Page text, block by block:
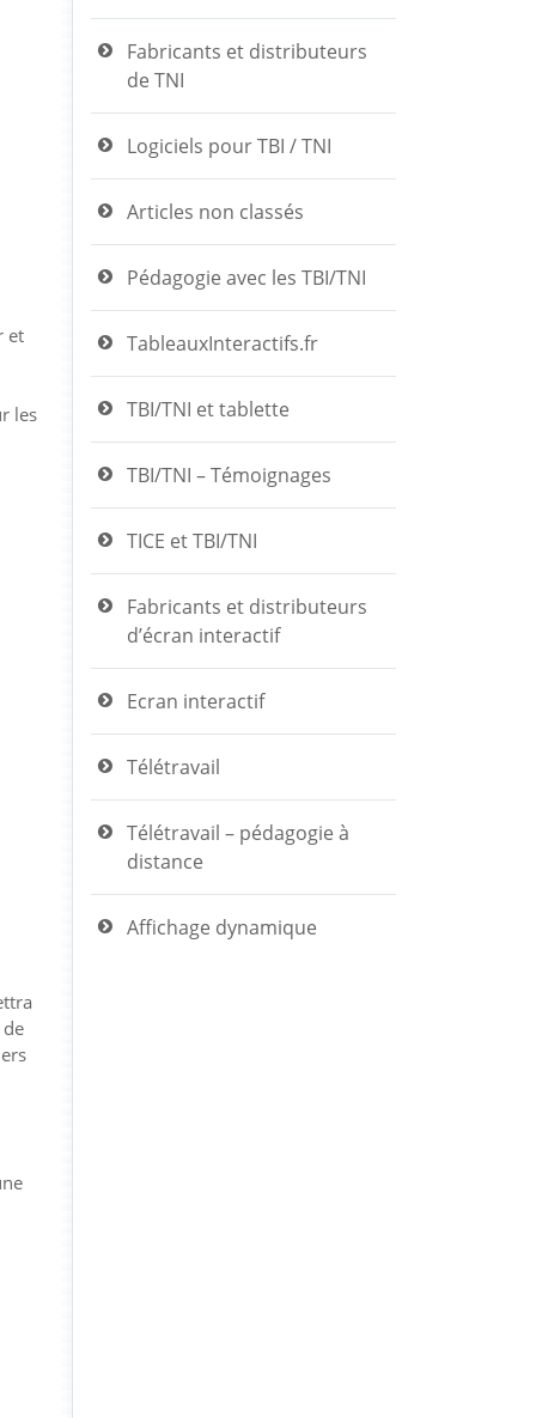
et
les
Fabricants et distributeurs
de TNI
Logiciels pour TBI / TNI
Articles non classés
Pédagogie avec les TBI/TNI
TableauxInteractifs.fr
TBI/TNI et tablette
TBI/TNI – Témoignages
TICE et TBI/TNI
Fabricants et distributeurs
d’écran interactif
Ecran interactif
Télétravail
Télétravail – pédagogie à
distance
Affichage dynamique